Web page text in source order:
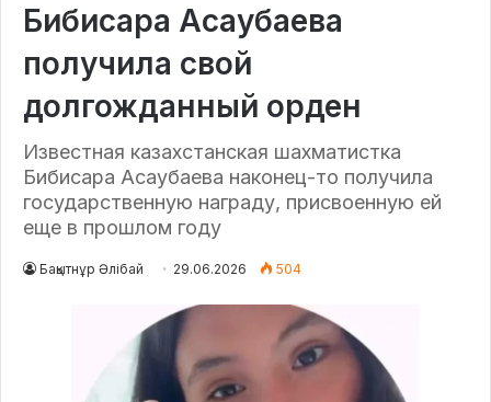
Бибисара Асаубаева
получила свой
долгожданный орден
Известная казахстанская шахматистка
Бибисара Асаубаева наконец-то получила
государственную награду, присвоенную ей
еще в прошлом году
Бақытнұр Әлібай 29.06.2026 504